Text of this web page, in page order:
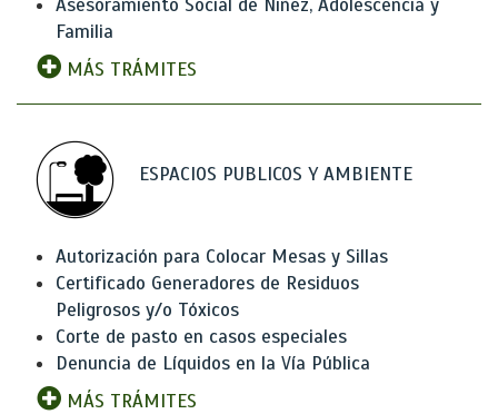
Asesoramiento Social de Niñez, Adolescencia y
Familia
MÁS TRÁMITES
ESPACIOS PUBLICOS Y AMBIENTE
Autorización para Colocar Mesas y Sillas
Certificado Generadores de Residuos
Peligrosos y/o Tóxicos
Corte de pasto en casos especiales
Denuncia de Líquidos en la Vía Pública
MÁS TRÁMITES